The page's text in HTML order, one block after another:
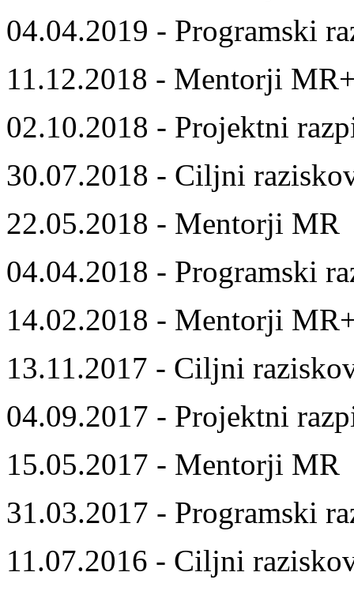
04.04.2019 - Programski
11.12.2018 - Mentorji
02.10.2018 - Projektni
30.07.2018 - Ciljni
22.05.2018 - Mentorji MR
04.04.2018 - Programski
14.02.2018 - Mentorji
13.11.2017 - Ciljni
04.09.2017 - Projektni
15.05.2017 - Mentorji MR
31.03.2017 - Programski
11.07.2016 - Ciljni